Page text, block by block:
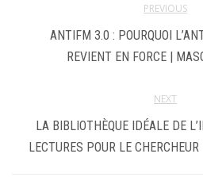
PREVIOUS
ANTIFM 3.0 : POURQUOI
REVIENT EN FORCE |
NEXT
LA BIBLIOTHÈQUE IDÉALE DE
LECTURES POUR LE